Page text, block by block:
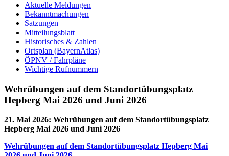
Aktuelle Meldungen
Bekanntmachungen
Satzungen
Mitteilungsblatt
Historisches & Zahlen
Ortsplan (BayernAtlas)
ÖPNV / Fahrpläne
Wichtige Rufnummern
Wehrübungen auf dem Standortübungsplatz
Hepberg Mai 2026 und Juni 2026
21. Mai 2026: Wehrübungen auf dem Standortübungsplatz
Hepberg Mai 2026 und Juni 2026
Wehrübungen auf dem Standortübungsplatz Hepberg Mai